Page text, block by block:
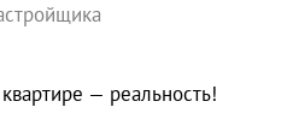
— реальность!